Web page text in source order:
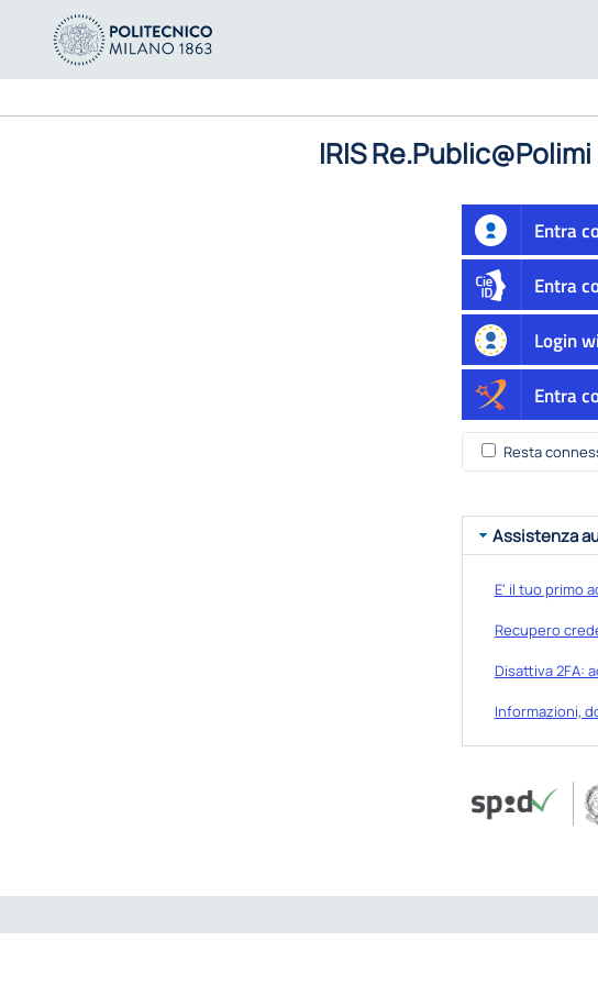
IRIS
Entra
Entra
Login
Entra
Resta
Assistenza
E' il tuo primo
Recupero
Disattiva 2FA:
Informazioni,